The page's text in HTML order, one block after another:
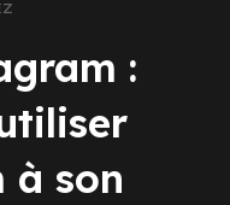
:
à son